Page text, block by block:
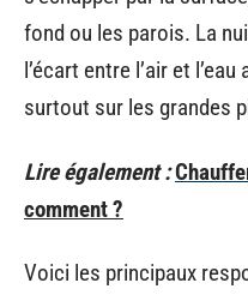
fond ou les parois. La
l’écart entre l’air et
surtout sur les grandes
Lire également :
comment ?
Voici les principaux